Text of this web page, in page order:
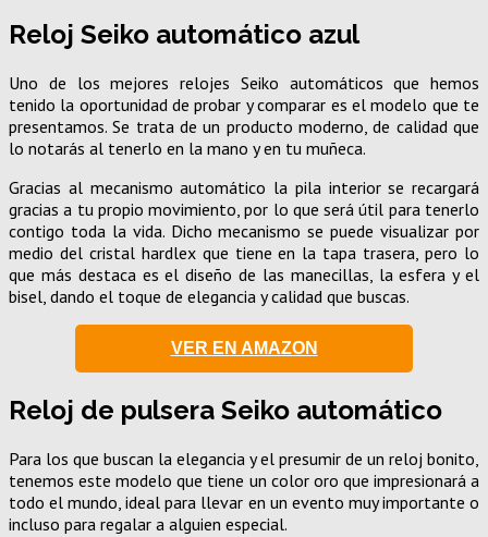
Reloj Seiko automático azul
Uno de los mejores relojes Seiko automáticos que hemos
tenido la oportunidad de probar y comparar es el modelo que te
presentamos. Se trata de un producto moderno, de calidad que
lo notarás al tenerlo en la mano y en tu muñeca.
Gracias al mecanismo automático la pila interior se recargará
gracias a tu propio movimiento, por lo que será útil para tenerlo
contigo toda la vida. Dicho mecanismo se puede visualizar por
medio del cristal hardlex que tiene en la tapa trasera, pero lo
que más destaca es el diseño de las manecillas, la esfera y el
bisel, dando el toque de elegancia y calidad que buscas.
VER EN AMAZON
Reloj de pulsera Seiko automático
Para los que buscan la elegancia y el presumir de un reloj bonito,
tenemos este modelo que tiene un color oro que impresionará a
todo el mundo, ideal para llevar en un evento muy importante o
incluso para regalar a alguien especial.